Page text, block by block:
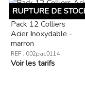
Pack 12 Colliers
Acier Inoxydable -
marron
REF : 002pac0114
Voir les tarifs
RUPTURE DE